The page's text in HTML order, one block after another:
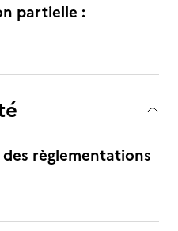
partielle :
règlementations